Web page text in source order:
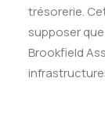
trésorerie.
supposer
Brookfield